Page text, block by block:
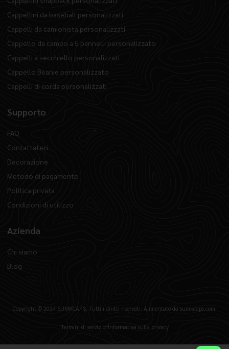
Cappellini da baseball personalizzati
Cappelli da camionista personalizzati
Cappello da campo a 5 pannelli personalizzato
Cappelli a secchiello personalizzati
Cappello Beanie personalizzato
Cappelli di corda personalizzati
Supporto
FAQ
Contattateci
Decorazione
Metodo di pagamento
Politica privata
Condizioni di utilizzo
Azienda
Chi siamo
Blog
Copyright © 2024 SUMKCAPS, Tutti i diritti riservati. Alimentato da sumkcaps.com.
Termini di servizio Informativa sulla privacy